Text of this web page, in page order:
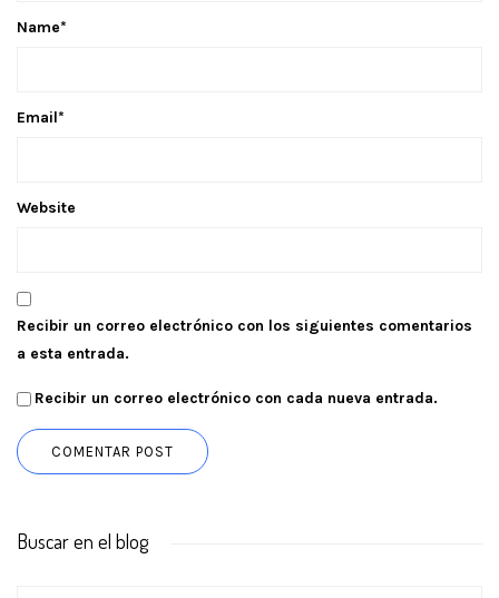
Name*
Email*
Website
Recibir un correo electrónico con los siguientes comentarios
a esta entrada.
Recibir un correo electrónico con cada nueva entrada.
Buscar en el blog